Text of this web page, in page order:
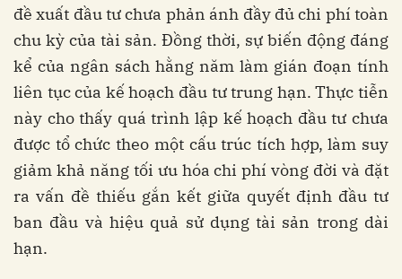
đề xuất đầu tư chưa phản ánh đầy đủ chi phí toàn
chu kỳ của tài sản. Đồng thời, sự biến động đáng
kể của ngân sách hằng năm làm gián đoạn tính
liên tục của kế hoạch đầu tư trung hạn. Thực tiễn
này cho thấy quá trình lập kế hoạch đầu tư chưa
được tổ chức theo một cấu trúc tích hợp, làm suy
giảm khả năng tối ưu hóa chi phí vòng đời và đặt
ra vấn đề thiếu gắn kết giữa quyết định đầu tư
ban đầu và hiệu quả sử dụng tài sản trong dài
hạn.